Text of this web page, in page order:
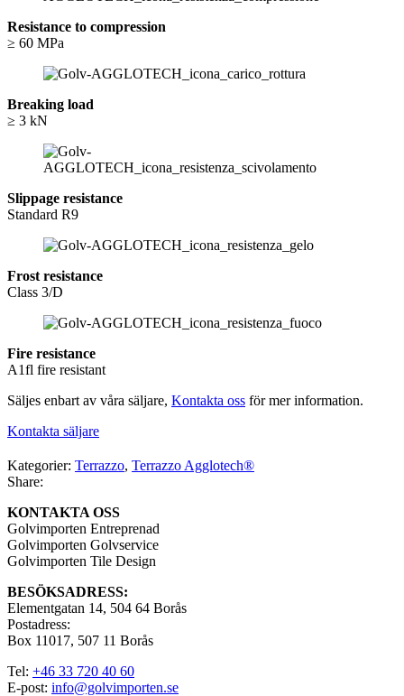
Resistance to compression
≥ 60 MPa
Breaking load
≥ 3 kN
Slippage resistance
Standard R9
Frost resistance
Class 3/D
Fire resistance
A1fl fire resistant
Säljes enbart av våra säljare, Kontakta oss för mer information.
Kontakta säljare
Kategorier: Terrazzo, Terrazzo Agglotech®
Share:
KONTAKTA OSS
Golvimporten Entreprenad
Golvimporten Golvservice
Golvimporten Tile Design
BESÖKSADRESS:
Elementgatan 14, 504 64 Borås
Postadress:
Box 11017, 507 11 Borås
Tel: +46 33 720 40 60
E-post: info@golvimporten.se